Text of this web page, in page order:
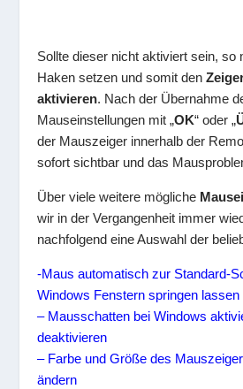
Sollte dieser nicht aktiviert sein, so
Haken setzen und somit den
aktivieren. Nach der Übernahme
Mauseinstellungen mit „OK“ oder „
der Mauszeiger innerhalb der
sofort sichtbar und das
Über viele weitere mögliche
wir in der Vergangenheit immer
nachfolgend eine Auswahl der
-Maus automatisch zur Standard-
Windows Fenstern springen lassen
– Mausschatten bei Windows
deaktivieren
– Farbe und Größe des
ändern